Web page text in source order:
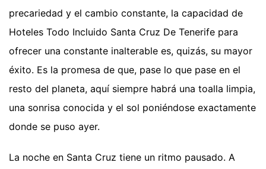
precariedad y el cambio constante, la capacidad de
Hoteles Todo Incluido Santa Cruz De Tenerife para
ofrecer una constante inalterable es, quizás, su mayor
éxito. Es la promesa de que, pase lo que pase en el
resto del planeta, aquí siempre habrá una toalla limpia,
una sonrisa conocida y el sol poniéndose exactamente
donde se puso ayer.
La noche en Santa Cruz tiene un ritmo pausado. A